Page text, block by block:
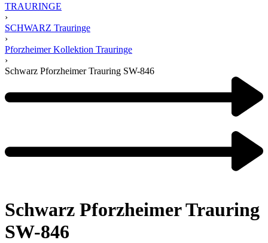
TRAURINGE
›
SCHWARZ Trauringe
›
Pforzheimer Kollektion Trauringe
›
Schwarz Pforzheimer Trauring SW-846
navigation
Schwarz Pforzheimer Trauring
SW-846